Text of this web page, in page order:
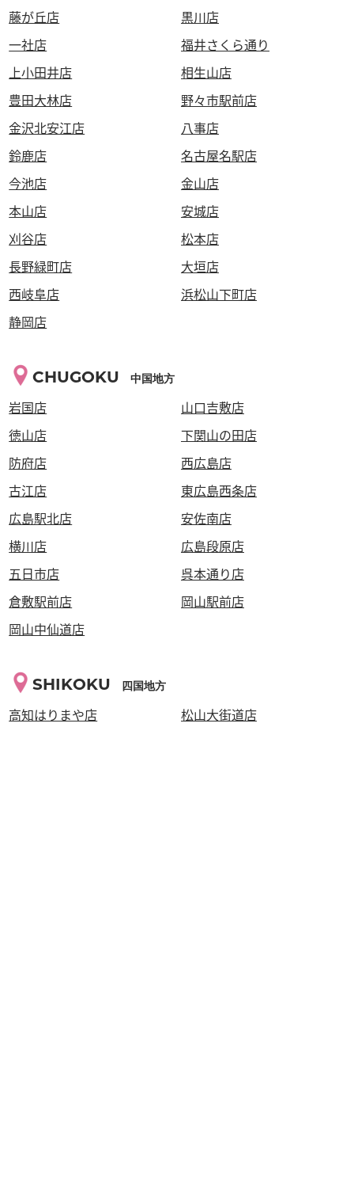
藤が丘店
黒川店
一社店
福井さくら通り
上小田井店
相生山店
豊田大林店
野々市駅前店
金沢北安江店
八事店
鈴鹿店
名古屋名駅店
今池店
金山店
本山店
安城店
刈谷店
松本店
長野緑町店
大垣店
西岐阜店
浜松山下町店
静岡店
CHUGOKU 中国地方
岩国店
山口吉敷店
徳山店
下関山の田店
防府店
西広島店
古江店
東広島西条店
広島駅北店
安佐南店
横川店
広島段原店
五日市店
呉本通り店
倉敷駅前店
岡山駅前店
岡山中仙道店
SHIKOKU 四国地方
高知はりまや店
松山大街道店